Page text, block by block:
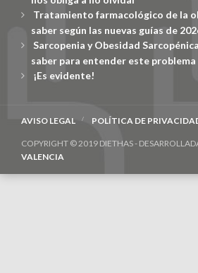
Tratamiento farmacológico de la
saber según las nuevas guías de
Sarcopenia y Obesidad
saber para entender este problema
¡Es evidente!
AVISO LEGAL POLÍTICA DE
COPYRIGHT © 2019 DIETHAS -
VALENCIA